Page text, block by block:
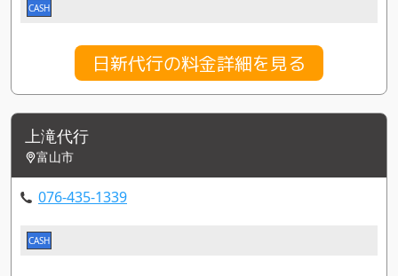
CASH
日新代行の料金詳細を見る
上滝代行
富山市
076-435-1339
CASH